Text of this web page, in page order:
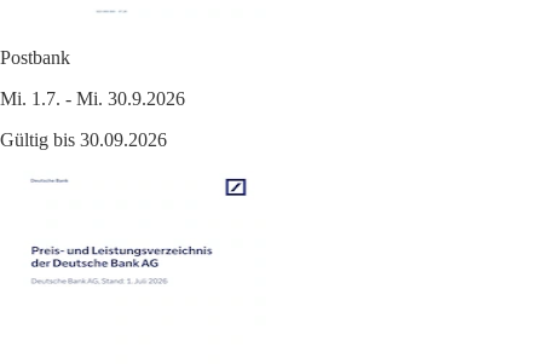
Postbank
Mi. 1.7. - Mi. 30.9.2026
Gültig bis 30.09.2026